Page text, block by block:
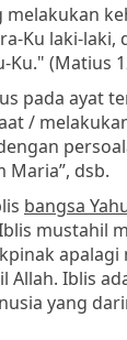
melakukan
Ku laki-laki,
Ku." (Matius
pada ayat
/
Maria”, dsb.
bangsa
mustahil
apalagi
Allah. Iblis
yang